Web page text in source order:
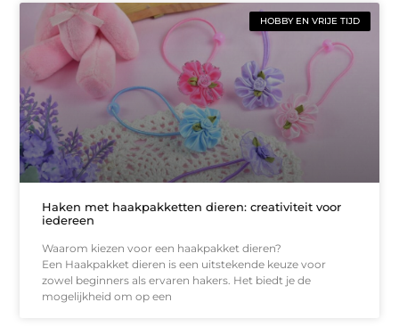
HOBBY EN VRIJE TIJD
Haken met haakpakketten dieren: creativiteit voor
iedereen
Waarom kiezen voor een haakpakket dieren?
Een Haakpakket dieren is een uitstekende keuze voor
zowel beginners als ervaren hakers. Het biedt je de
mogelijkheid om op een